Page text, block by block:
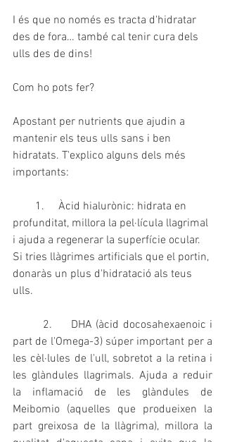
I és que no només es tracta d'hidratar
des de fora… també cal tenir cura dels
ulls des de dins!
Com ho pots fer?
Apostant per nutrients que ajudin a
mantenir els teus ulls sans i ben
hidratats. T'explico alguns dels més
importants:
1.     Àcid hialurònic: hidrata en
profunditat, millora la pel·lícula llagrimal
i ajuda a regenerar la superfície ocular.
Si tries llàgrimes artificials que el portin,
donaràs un plus d'hidratació als teus
ulls.
2.     DHA (àcid docosahexaenoic i
part de l'Omega-3) súper important per a
les cèl·lules de l'ull, sobretot a la retina i
les glàndules llagrimals. Ajuda a reduir
la inflamació de les glàndules de
Meibomio (aquelles que produeixen la
part greixosa de la llàgrima), millora la